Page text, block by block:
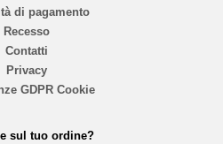
di pagamento
Recesso
Contatti
Privacy
GDPR Cookie
sul tuo ordine?